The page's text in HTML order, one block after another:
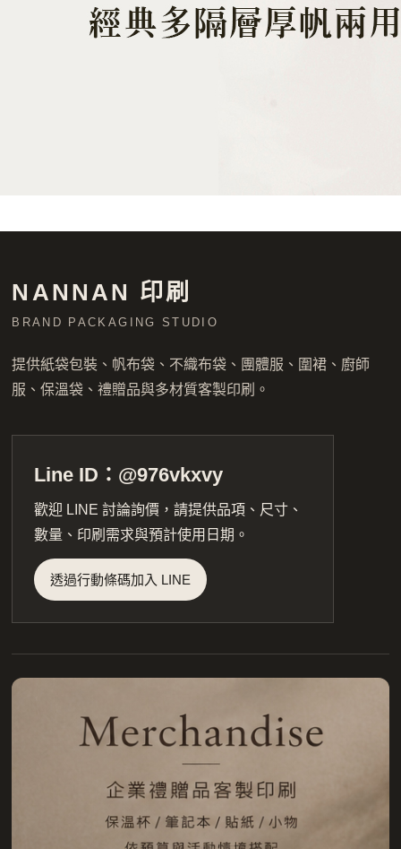
NANNAN 印刷
BRAND PACKAGING STUDIO
提供紙袋包裝、帆布袋、不織布袋、團體服、圍裙、廚師
服、保溫袋、禮贈品與多材質客製印刷。
Line ID：@976vkxvy
歡迎 LINE 討論詢價，請提供品項、尺寸、
數量、印刷需求與預計使用日期。
透過行動條碼加入 LINE